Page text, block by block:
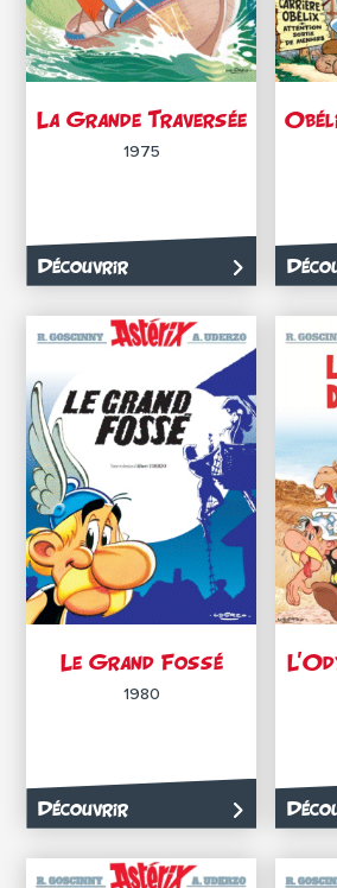
La Grande Traversée
1975
Découvrir
Le Grand Fossé
1980
Découvrir